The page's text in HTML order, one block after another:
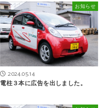
お知らせ
2024.05.14
電柱３本に広告を出しました。